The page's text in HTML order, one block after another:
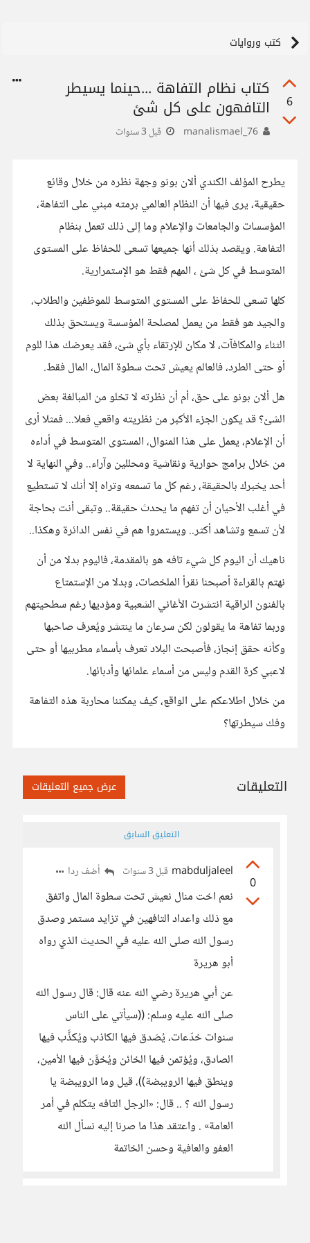
كتب وروايات
6
كتاب نظام التفاهة ...حينما يسيطر
التافهون على كل شئ
قبل 3 سنوات
يطرح المؤلف الكندي ألان بونو وجهة نظره من خلال وقائع
حقيقية، يرى فيها أن النظام العالمي برمته مبني على التفاهة،
المؤسسات والجامعات والإعلام وما إلى ذلك تعمل بنظام
التفاهة. ويقصد بذلك أنها جميعها تسعى للحفاظ على المستوى
المتوسط في كل شئ ، المهم فقط هو الإستمرارية.
كلها تسعى للحفاظ على المستوى المتوسط للموظفين والطلاب،
والجيد هو فقط من يعمل لمصلحة المؤسسة ويستحق بذلك
الثناء والمكافآت، لا مكان للإرتقاء بأي شئ، فقد يعرضك هذا للوم
أو حتى الطرد، فالعالم يعيش تحت سطوة المال، المال فقط.
هل ألان بونو على حق، أم أن نظرته لا تخلو من المبالغة بعض
الشئ؟ قد يكون الجزء الأكبر من نظريته واقعي فعلا... فمثلا أرى
أن الإعلام، يعمل على هذا المنوال، المستوى المتوسط في أداءه
من خلال برامج حوارية ونقاشية ومحللين وآراء.. وفي النهاية لا
أحد يخبرك بالحقيقة، رغم كل ما تسمعه وتراه إلا أنك لا تستطيع
في أغلب الأحيان أن تفهم ما يحدث حقيقة.. وتبقى أنت بحاجة
لأن تسمع وتشاهد أكثر.. ويستمروا هم في نفس الدائرة وهكذا..
ناهيك أن اليوم كل شيء تافه هو بالمقدمة، فاليوم بدلا من أن
نهتم بالقراءة أصبحنا نقرأ الملخصات، وبدلا من الإستمتاع
بالفنون الراقية انتشرت الأغاني الشعبية ومؤديها رغم سطحيتهم
وربما تفاهة ما يقولون لكن سرعان ما ينتشر ويُعرف صاحبها
وكأنه حقق إنجاز، فأصبحت البلاد تعرف بأسماء مطربيها أو حتى
لاعبي كرة القدم وليس من أسماء علمائها وأدبائها.
من خلال اطلاعكم على الواقع، كيف يمكننا محاربة هذه التفاهة
وفك سيطرتها؟
التعليقات عرض جميع التعليقات
التعليق السابق
0
mabduljaleel قبل 3 سنوات أضف ردا
نعم اخت منال نعيش تحت سطوة المال واتفق
مع ذلك واعداد التافهين في تزايد مستمر وصدق
رسول الله صلى الله عليه في الحديث الذي رواه
أبو هريرة
عن أبي هريرة رضي الله عنه قال: قال رسول الله
صلى الله عليه وسلم: ((سيأتي على الناس
سنوات خدّعات، يُصَدق فيها الكاذب ويُكذَّب فيها
الصادق، ويُؤتمن فيها الخائن ويُخوَّن فيها الأمين،
وينطق فيها الرويبضة))، قيل وما الرويبضة يا
رسول الله ؟ .. قال: «الرجل التافه يتكلم في أمر
العامة» . واعتقد هذا ما صرنا إليه نسأل الله
العفو والعافية وحسن الخاتمة